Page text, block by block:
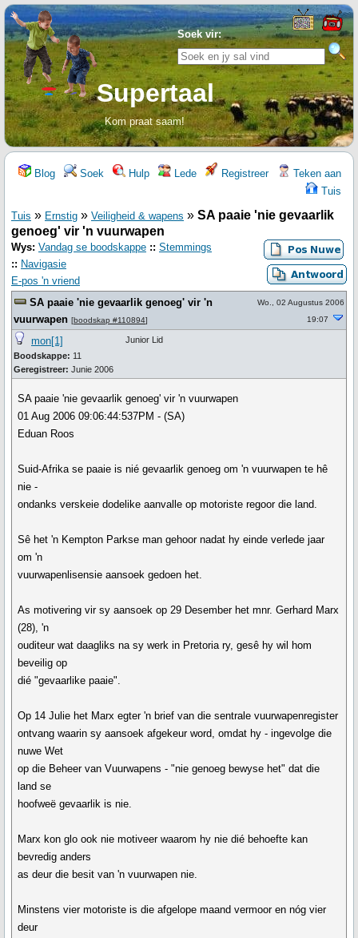
Soek vir:
Supertaal
Kom praat saam!
Blog Soek Hulp Lede Registreer
Teken aan
Tuis
Tuis » Ernstig » Veiligheid & wapens » SA paaie 'nie gevaarlik
genoeg' vir 'n vuurwapen
Wys: Vandag se boodskappe :: Stemmings
:: Navigasie
E-pos 'n vriend
SA paaie 'nie gevaarlik genoeg' vir 'n
vuurwapen [boodskap #110894]
Wo., 02 Augustus 2006
19:07
mon[1]
Boodskappe: 11
Geregistreer: Junie 2006
Junior Lid
SA paaie 'nie gevaarlik genoeg' vir 'n vuurwapen
01 Aug 2006 09:06:44:537PM - (SA)
Eduan Roos
Suid-Afrika se paaie is nié gevaarlik genoeg om 'n vuurwapen te hê
nie -
ondanks verskeie dodelike aanvalle op motoriste regoor die land.
Sê het 'n Kempton Parkse man gehoor nadat hy einde verlede jaar
om 'n
vuurwapenlisensie aansoek gedoen het.
As motivering vir sy aansoek op 29 Desember het mnr. Gerhard Marx
(28), 'n
ouditeur wat daagliks na sy werk in Pretoria ry, gesê hy wil hom
beveilig op
dié "gevaarlike paaie".
Op 14 Julie het Marx egter 'n brief van die sentrale vuurwapenregister
ontvang waarin sy aansoek afgekeur word, omdat hy - ingevolge die
nuwe Wet
op die Beheer van Vuurwapens - "nie genoeg bewyse het" dat die
land se
hoofweë gevaarlik is nie.
Marx kon glo ook nie motiveer waarom hy nie dié behoefte kan
bevredig anders
as deur die besit van 'n vuurwapen nie.
Minstens vier motoriste is die afgelope maand vermoor en nóg vier
deur